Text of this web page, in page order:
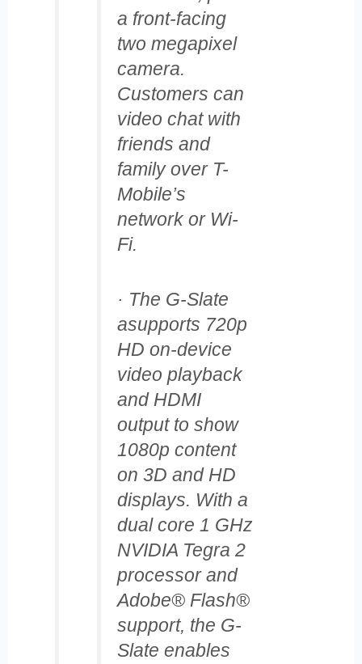
a front-facing
two megapixel
camera.
Customers can
video chat with
friends and
family over T-
Mobile’s
network or Wi-
Fi.
· The G-Slate
asupports 720p
HD on-device
video playback
and HDMI
output to show
1080p content
on 3D and HD
displays. With a
dual core 1 GHz
NVIDIA Tegra 2
processor and
Adobe® Flash®
support, the G-
Slate enables